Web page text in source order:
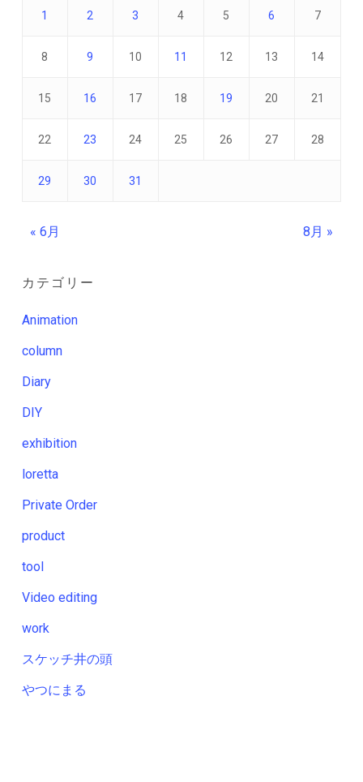
1 2 3 4 5 6 7
8 9 10 11 12 13 14
15 16 17 18 19 20 21
22 23 24 25 26 27 28
29 30 31
« 6月 8月 »
カテゴリー
Animation
column
Diary
DIY
exhibition
loretta
Private Order
product
tool
Video editing
work
スケッチ井の頭
やつにまる